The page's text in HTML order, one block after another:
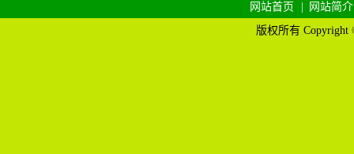
网站首页
网站简介
版权所有 Copyright